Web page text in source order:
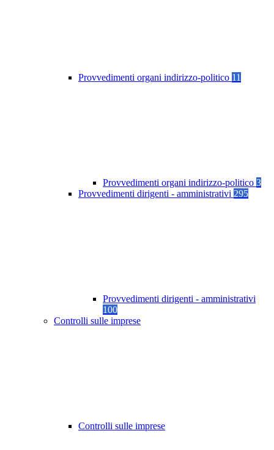
Provvedimenti organi indirizzo-politico 11
Provvedimenti organi indirizzo-politico 3
Provvedimenti dirigenti - amministrativi 295
Provvedimenti dirigenti - amministrativi
100
Controlli sulle imprese
Controlli sulle imprese